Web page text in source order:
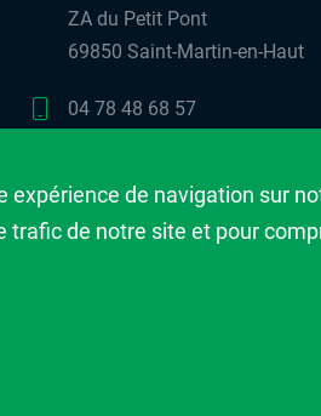
ZA du Petit Pont
69850 Saint-Martin-en-Haut
04 78 48 68 57
de navigation sur
trafic de notre site et pour